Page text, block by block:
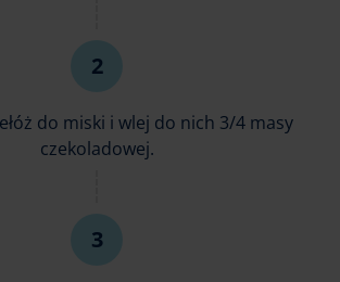
do miski i wlej do nich 3/4 masy
czekoladowej.